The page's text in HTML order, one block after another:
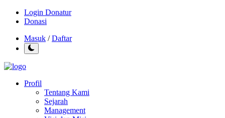
Login Donatur
Donasi
Masuk /Daftar
Profil
Tentang Kami
Sejarah
Management